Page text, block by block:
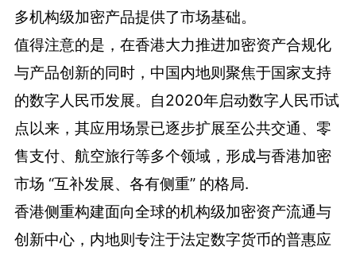
多机构级加密产品提供了市场基础。
值得注意的是，在香港大力推进加密资产合规化
与产品创新的同时，中国内地则聚焦于国家支持
的数字人民币发展。自2020年启动数字人民币试
点以来，其应用场景已逐步扩展至公共交通、零
售支付、航空旅行等多个领域，形成与香港加密
市场 “互补发展、各有侧重” 的格局.
香港侧重构建面向全球的机构级加密资产流通与
创新中心，内地则专注于法定数字货币的普惠应